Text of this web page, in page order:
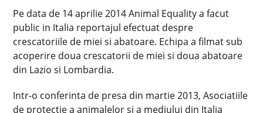
Pe data de 14 aprilie 2014 Animal Equality a facut
public in Italia reportajul efectuat despre
crescatoriile de miei si abatoare. Echipa a filmat sub
acoperire doua crescatorii de miei si doua abatoare
din Lazio si Lombardia.
Intr-o conferinta de presa din martie 2013, Asociatiile
de protectie a animalelor si a mediului din Italia